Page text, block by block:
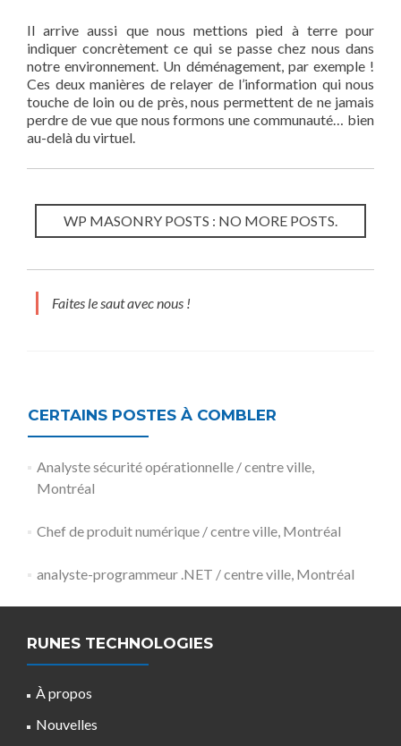
Il arrive aussi que nous mettions pied à terre pour
indiquer concrètement ce qui se passe chez nous dans
notre environnement. Un déménagement, par exemple !
Ces deux manières de relayer de l’information qui nous
touche de loin ou de près, nous permettent de ne jamais
perdre de vue que nous formons une communauté… bien
au-delà du virtuel.
WP MASONRY POSTS : NO MORE POSTS.
Faites le saut avec nous !
CERTAINS POSTES À COMBLER
Analyste sécurité opérationnelle / centre ville,
Montréal
Chef de produit numérique / centre ville, Montréal
analyste-programmeur .NET / centre ville, Montréal
RUNES TECHNOLOGIES
À propos
Nouvelles